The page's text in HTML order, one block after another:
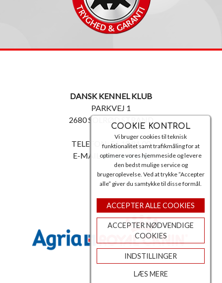
COOKIE KONTROL
Vi bruger cookies til teknisk
funktionalitet samt trafikmåling for at
optimere vores hjemmeside og levere
den bedst mulige service og
brugeroplevelse. Ved at trykke ”Accepter
alle” giver du samtykke til disse formål.
ACCEPTER ALLE COOKIES
ACCEPTER NØDVENDIGE
COOKIES
INDSTILLINGER
LÆS MERE
DANSK KENNEL KLUB
PARKVEJ 1
2680 SOLRØD STRAND
TELEFON: 56 18 81 00
E-MAIL:post@dkk.dk